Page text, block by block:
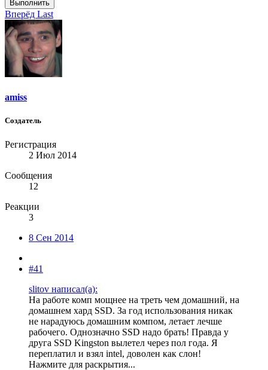
Выполнить
Вперёд Last
amiss
Создатель
Регистрация
2 Июл 2014
Сообщения
12
Реакции
3
8 Сен 2014
#41
slitov написал(а):
На работе комп мощнее на треть чем домашний, на
домашнем хард SSD. За год использования никак
не нарадуюсь домашним компом, летает лечше
рабочего. Однозначно SSD надо брать! Правда у
друга SSD Kingston вылетел через пол года. Я
переплатил и взял intel, доволен как слон!
Нажмите для раскрытия...